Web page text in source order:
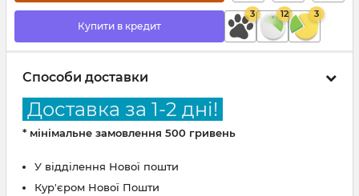
Купити в кредит
3 12 3
Способи доставки
Доставка за 1-2 дні!
* мінімальне замовлення 500 гривень
У відділення Нової пошти
Кур'єром Нової Пошти